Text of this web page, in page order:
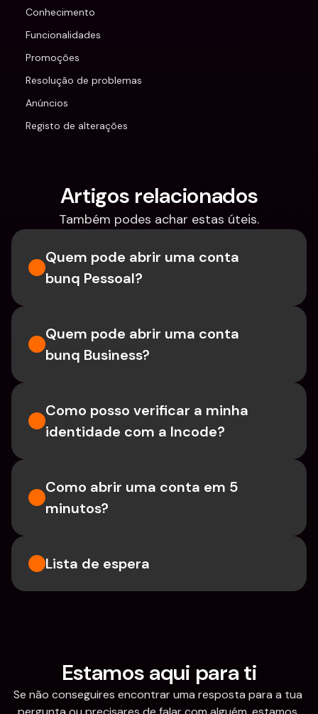
Conhecimento
Funcionalidades
Promoções
Resolução de problemas
Anúncios
Registo de alterações
Artigos relacionados
Também podes achar estas úteis.
Quem pode abrir uma conta
bunq Pessoal?
Quem pode abrir uma conta
bunq Business?
Como posso verificar a minha
identidade com a Incode?
Como abrir uma conta em 5
minutos?
Lista de espera
Estamos aqui para ti
Se não conseguires encontrar uma resposta para a tua